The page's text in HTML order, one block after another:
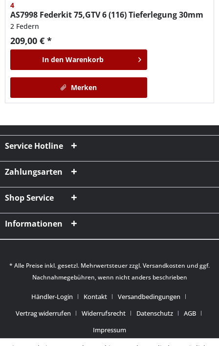
4
AS7998 Federkit 75,GTV 6 (116) Tieferlegung 30mm
2 Federn
209,00 € *
In den Warenkorb
Merken
Service Hotline
Zahlungsarten
Shop Service
Informationen
* Alle Preise inkl. gesetzl. Mehrwertsteuer zzgl.Versandkosten und ggf.
Nachnahmegebühren, wenn nicht anders beschrieben
Händler-Login Kontakt
Versandbedingungen
Vertrag widerrufen
Widerrufsrecht Datenschutz
AGB
Impressum